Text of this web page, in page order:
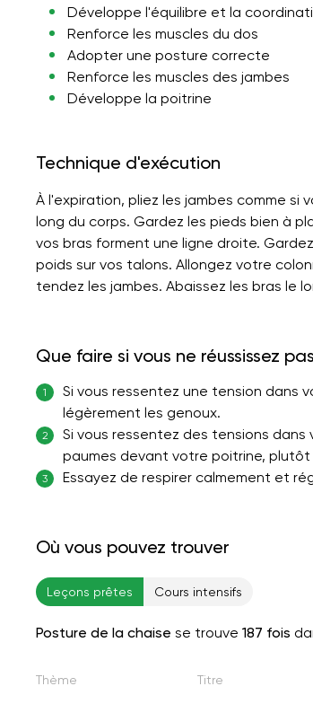
Développe l'équilibre et la
Renforce les muscles du dos
Adopter une posture correcte
Renforce les muscles des jambes
Développe la poitrine
Technique d'exécution
À l'expiration, pliez les jambes comme si
long du corps. Gardez les pieds bien à
vos bras forment une ligne droite.
poids sur vos talons. Allongez votre
tendez les jambes. Abaissez les bras le
Que faire si vous ne réussissez
1
Si vous ressentez une tension dans
légèrement les genoux.
2
Si vous ressentez des tensions
paumes devant votre poitrine,
3 Essayez de respirer calmement et
Où vous pouvez trouver
Leçons prêtes Cours intensifs
Posture de la chaise se trouve 187 fois
Thème Titre